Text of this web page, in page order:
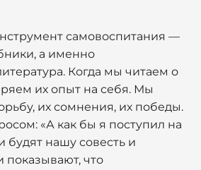
самовоспитания —
а именно
Когда мы читаем о
их опыт на себя. Мы
их сомнения, их победы.
«А как бы я поступил на
будят нашу совесть и
показывают, что